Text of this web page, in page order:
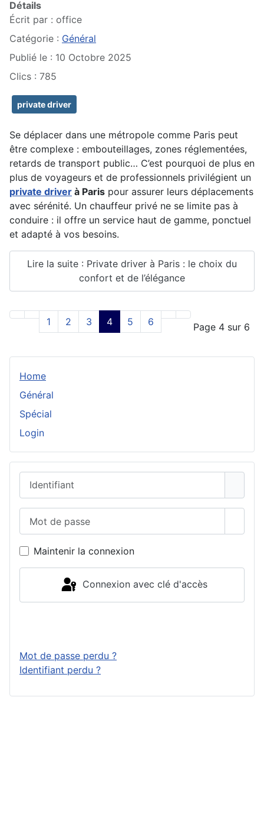
Détails
Écrit par : office
Catégorie : Général
Publié le : 10 Octobre 2025
Clics : 785
private driver
Se déplacer dans une métropole comme Paris peut
être complexe : embouteillages, zones réglementées,
retards de transport public… C’est pourquoi de plus en
plus de voyageurs et de professionnels privilégient un
private driver à Paris pour assurer leurs déplacements
avec sérénité. Un chauffeur privé ne se limite pas à
conduire : il offre un service haut de gamme, ponctuel
et adapté à vos besoins.
Lire la suite : Private driver à Paris : le choix du
confort et de l’élégance
Page 4 sur 6
1 2 3 4 5 6
Home
Général
Spécial
Login
Maintenir la connexion
Connexion avec clé d'accès
Mot de passe perdu ?
Identifiant perdu ?